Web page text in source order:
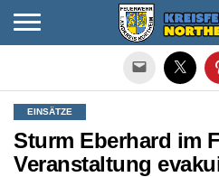
EINSÄTZE
Sturm Eberhard im
Veranstaltung
Die mobile